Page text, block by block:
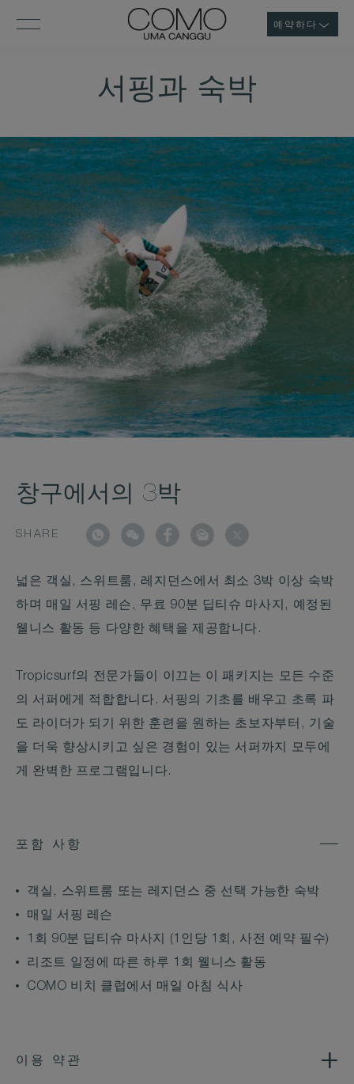
예약하다
서핑과 숙박
창구에서의 3박
SHARE
넓은 객실, 스위트룸, 레지던스에서 최소 3박 이상 숙박
하며 매일 서핑 레슨, 무료 90분 딥티슈 마사지, 예정된
웰니스 활동 등 다양한 혜택을 제공합니다.
Tropicsurf의 전문가들이 이끄는 이 패키지는 모든 수준
의 서퍼에게 적합합니다. 서핑의 기초를 배우고 초록 파
도 라이더가 되기 위한 훈련을 원하는 초보자부터, 기술
을 더욱 향상시키고 싶은 경험이 있는 서퍼까지 모두에
게 완벽한 프로그램입니다.
포함 사항
객실, 스위트룸 또는 레지던스 중 선택 가능한 숙박
매일 서핑 레슨
1회 90분 딥티슈 마사지 (1인당 1회, 사전 예약 필수)
리조트 일정에 따른 하루 1회 웰니스 활동
COMO 비치 클럽에서 매일 아침 식사
이용 약관